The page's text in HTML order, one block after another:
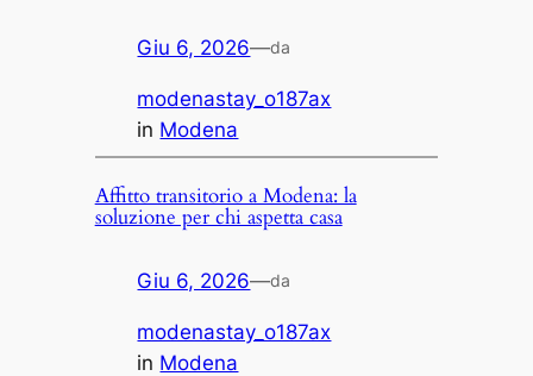
Giu 6, 2026—da
modenastay_o187ax
in Modena
Affitto transitorio a Modena: la
soluzione per chi aspetta casa
Giu 6, 2026—da
modenastay_o187ax
in Modena